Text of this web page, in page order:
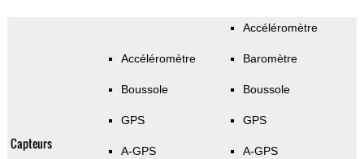
Capteurs
Accéléromètre
Boussole
GPS
A-GPS
Accéléromètre
Baromètre
Boussole
GPS
A-GPS